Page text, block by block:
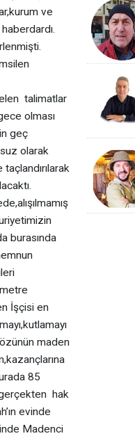
ve
talimatlar
olması
geç
olarak
burasında
İşçisi en
maden
85
hak
evinde
Madenci